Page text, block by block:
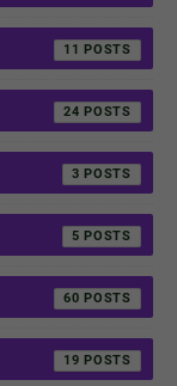
11
24
3
5
60
19